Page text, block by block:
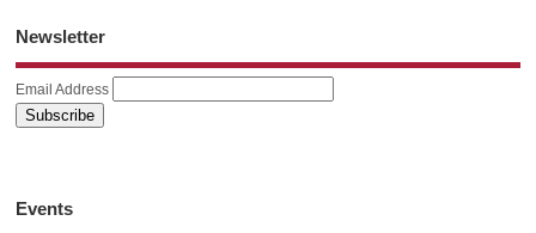
Newsletter
Email Address
Events